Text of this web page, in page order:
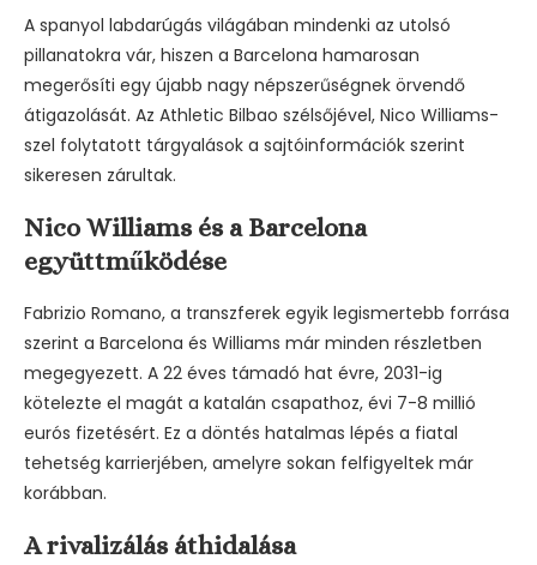
A spanyol labdarúgás világában mindenki az utolsó
pillanatokra vár, hiszen a Barcelona hamarosan
megerősíti egy újabb nagy népszerűségnek örvendő
átigazolását. Az Athletic Bilbao szélsőjével, Nico Williams-
szel folytatott tárgyalások a sajtóinformációk szerint
sikeresen zárultak.
Nico Williams és a Barcelona
együttműködése
Fabrizio Romano, a transzferek egyik legismertebb forrása
szerint a Barcelona és Williams már minden részletben
megegyezett. A 22 éves támadó hat évre, 2031-ig
kötelezte el magát a katalán csapathoz, évi 7-8 millió
eurós fizetésért. Ez a döntés hatalmas lépés a fiatal
tehetség karrierjében, amelyre sokan felfigyeltek már
korábban.
A rivalizálás áthidalása